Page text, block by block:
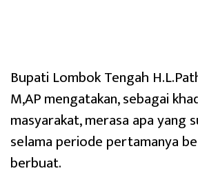
Bupati Lombok Tengah
M,AP mengatakan, sebagai
masyarakat, merasa apa yang
selama periode pertamanya
berbuat.